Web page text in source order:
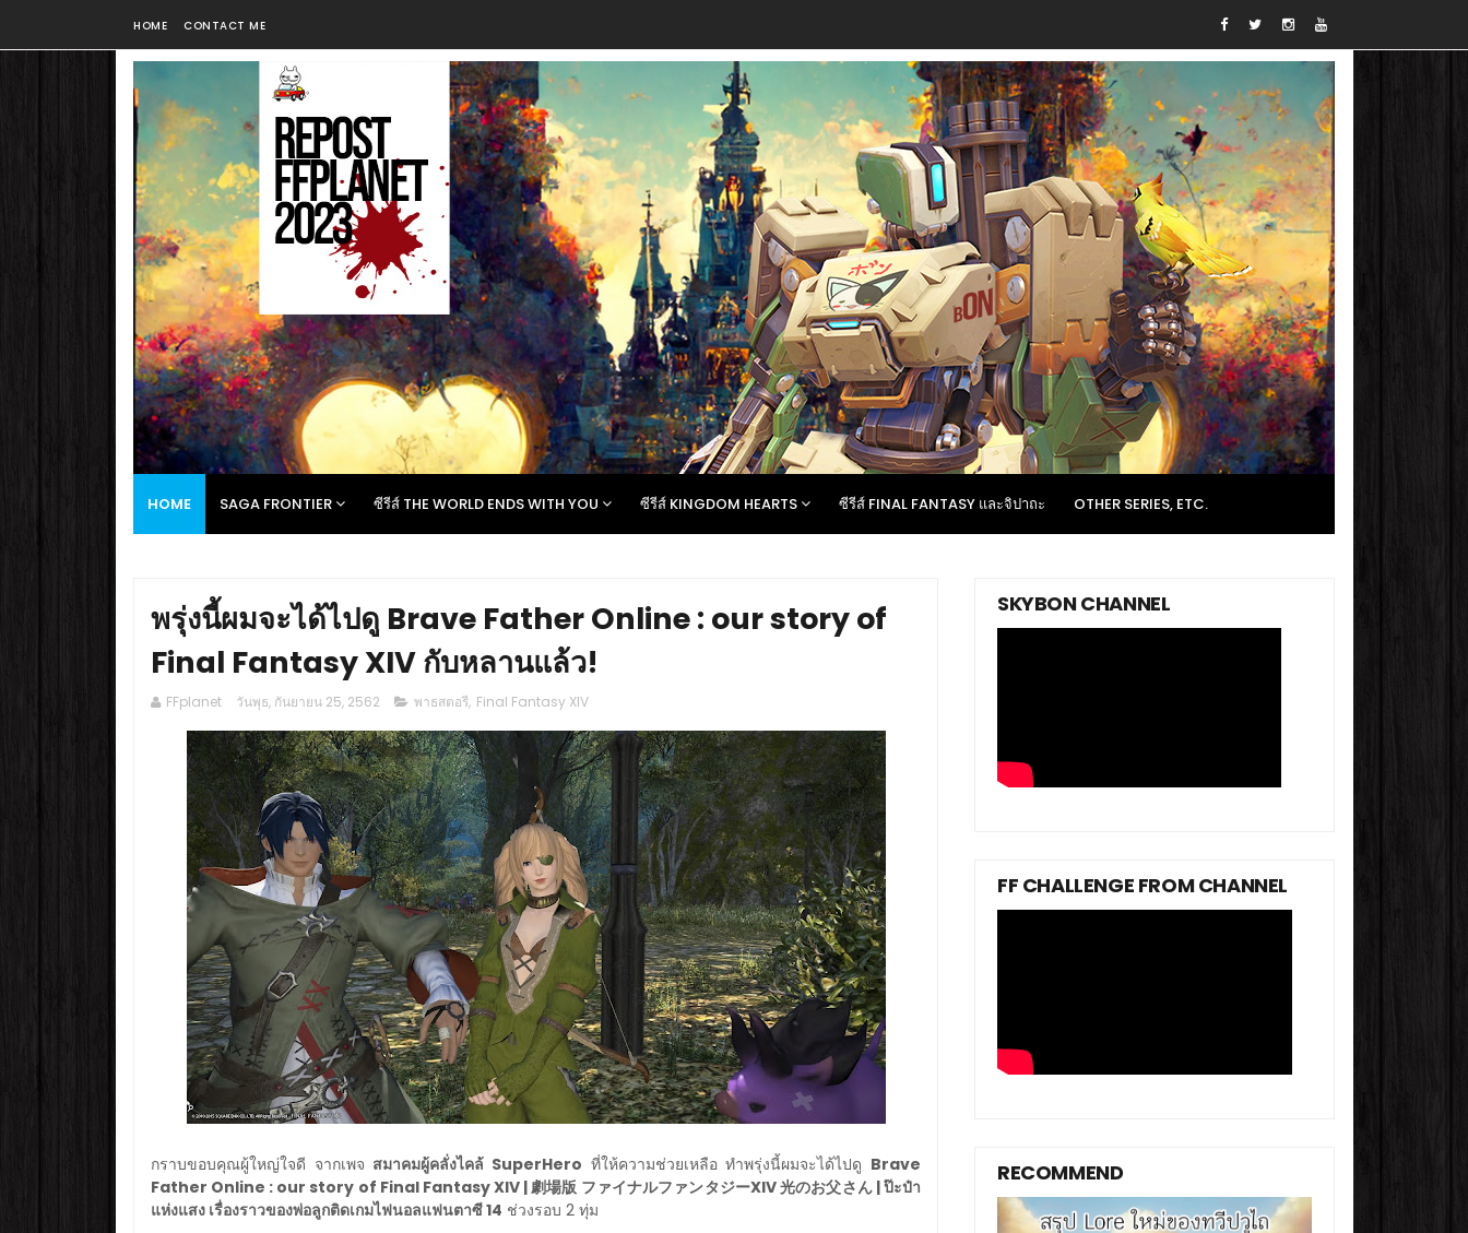
HOME CONTACT ME
HOME SAGA FRONTIER ซีรีส์ THE WORLD ENDS WITH YOU ซีรีส์ KINGDOM HEARTS ซีรีส์ FINAL FANTASY และจิปาถะ OTHER SERIES, ETC.
พรุ่งนี้ผมจะได้ไปดู Brave Father Online : our story of
Final Fantasy XIV กับหลานแล้ว!
FFplanet วันพุธ, กันยายน 25, 2562 พาธสตอรี, Final Fantasy XIV
กราบขอบคุณผู้ใหญ่ใจดี จากเพจ สมาคมผู้คลั่งไคล้ SuperHero ที่ให้ความช่วยเหลือ ทำพรุ่งนี้ผมจะได้ไปดู Brave
Father Online : our story of Final Fantasy XIV | 劇場版 ファイナルファンタジーXIV 光のお父さん | ป๊ะป๋า
แห่งแสง เรื่องราวของพ่อลูกติดเกมไฟนอลแฟนตาซี 14 ช่วงรอบ 2 ทุ่ม
SKYBON CHANNEL
FF CHALLENGE FROM CHANNEL
RECOMMEND